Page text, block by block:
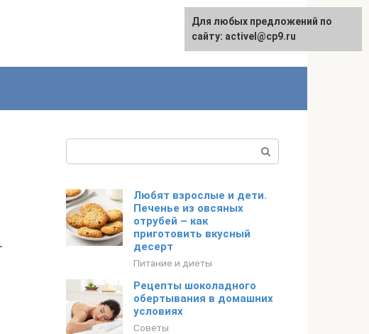
English
Любят взрослые и дети.
Печенье из овсяных
отрубей – как
приготовить вкусный
десерт
Питание и диеты
Рецепты шоколадного
обертывания в домашних
условиях
Советы
Для любых предложений по
сайту: activel@cp9.ru